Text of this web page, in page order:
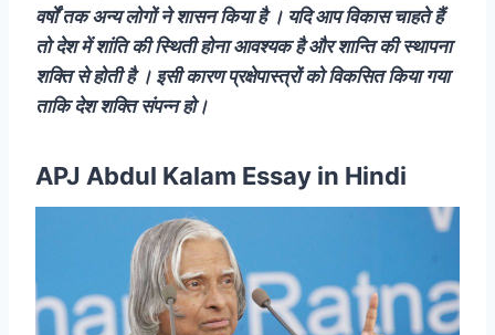
वर्षों तक अन्य लोगों ने शासन किया है । यदि आप विकास चाहते हैं
तो देश में शांति की स्थिती होना आवश्यक है और शान्ति की स्थापना
शक्ति से होती है । इसी कारण प्रक्षेपास्त्रों को विकसित किया गया
ताकि देश शक्ति संपन्न हो।
APJ Abdul Kalam Essay in Hindi